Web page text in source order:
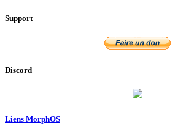
Support
Discord
Liens MorphOS